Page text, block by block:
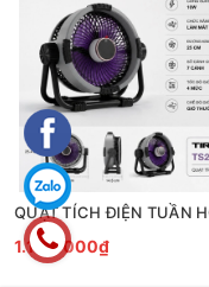
1.190.000₫